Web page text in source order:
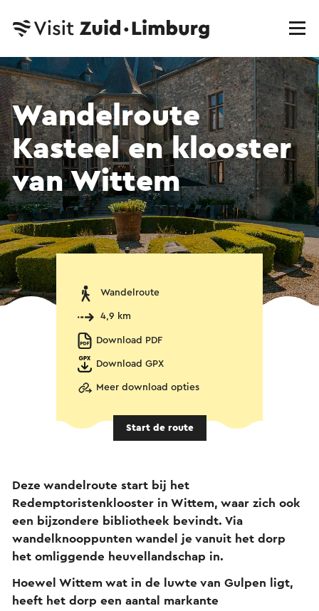
Wandelroute
Kasteel en klooster
van Wittem
Wandelroute
4,9 km
Download PDF
Download GPX
Meer download opties
Start de route
Deze wandelroute start bij het
Redemptoristenklooster in Wittem, waar zich ook
een bijzondere bibliotheek bevindt. Via
wandelknooppunten wandel je vanuit het dorp
het omliggende heuvellandschap in.
Hoewel Wittem wat in de luwte van Gulpen ligt,
heeft het dorp een aantal markante